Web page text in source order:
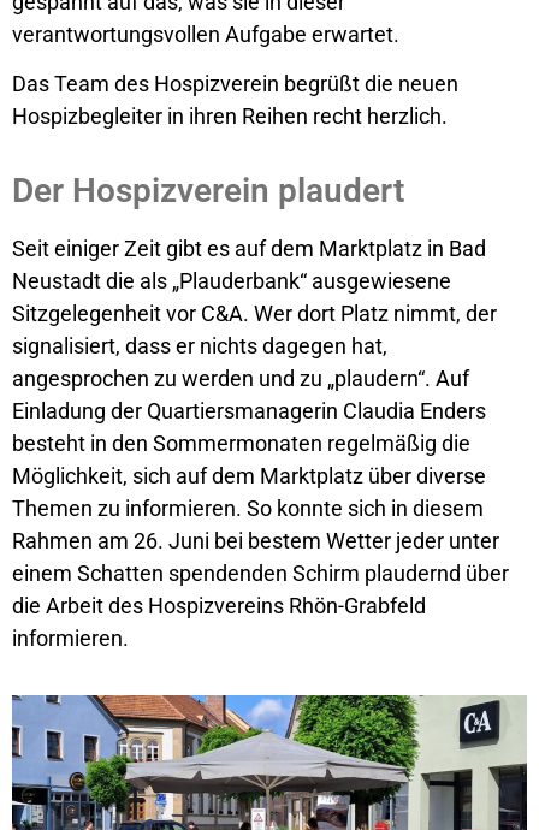
verantwortungsvollen Aufgabe erwartet.
Das Team des Hospizverein begrüßt die neuen
Hospizbegleiter in ihren Reihen recht herzlich.
Der Hospizverein plaudert
Seit einiger Zeit gibt es auf dem Marktplatz in Bad
Neustadt die als „Plauderbank“ ausgewiesene
Sitzgelegenheit vor C&A. Wer dort Platz nimmt, der
signalisiert, dass er nichts dagegen hat,
angesprochen zu werden und zu „plaudern“. Auf
Einladung der Quartiersmanagerin Claudia Enders
besteht in den Sommermonaten regelmäßig die
Möglichkeit, sich auf dem Marktplatz über diverse
Themen zu informieren. So konnte sich in diesem
Rahmen am 26. Juni bei bestem Wetter jeder unter
einem Schatten spendenden Schirm plaudernd über
die Arbeit des Hospizvereins Rhön-Grabfeld
informieren.